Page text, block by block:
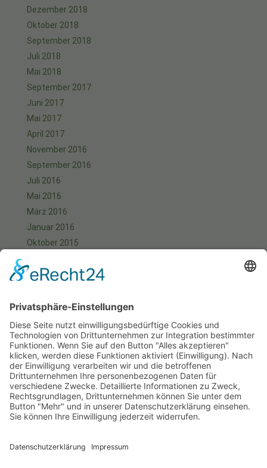
Dezember 2018
Oktober 2018
September 2018
Juli 2018
Mai 2018
September 2017
Juni 2017
Mai 2017
April 2017
November 2016
September 2016
Juli 2016
Mai 2016
März 2016
Januar 2016
Oktober 2015
August 2015
Juni 2015
Mai 2015
April 2015
März 2015
Januar 2015
Meta
Anmelden